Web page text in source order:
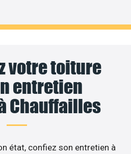
votre toiture
entretien
Chauffailles
état, confiez son entretien à